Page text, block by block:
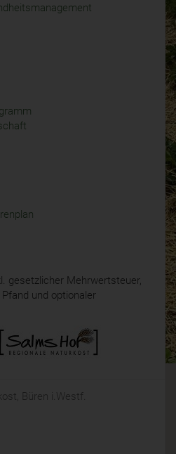
gesetzlicher Mehrwertsteuer,
und optionaler
Büren i.Westf.